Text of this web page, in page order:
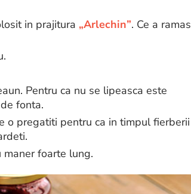
in prajitura „Arlechin”. Ce a ramas
Pentru ca nu se lipeasca este
fonta.
o pregatiti pentru ca in timpul fierberii
foarte lung.